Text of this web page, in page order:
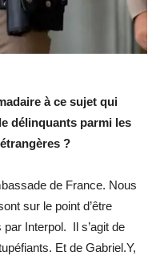
à ce sujet qui
délinquants parmi les
?
de France. Nous
sur le point d’être
Interpol. Il s’agit de
Et de Gabriel.Y,